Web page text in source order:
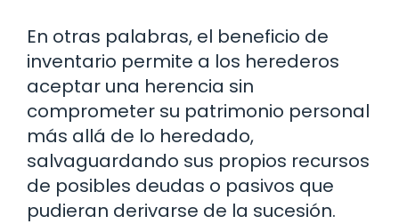
En otras palabras, el beneficio de
inventario permite a los herederos
aceptar una herencia sin
comprometer su patrimonio personal
más allá de lo heredado,
salvaguardando sus propios recursos
de posibles deudas o pasivos que
pudieran derivarse de la sucesión.